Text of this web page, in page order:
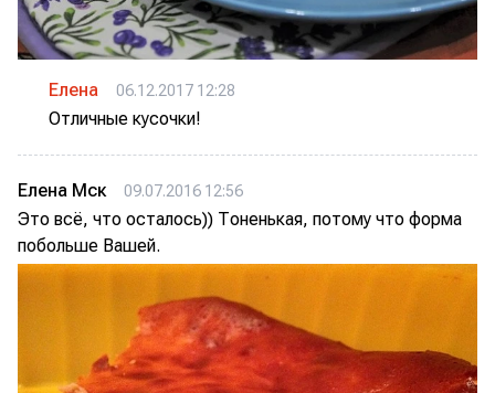
Елена 06.12.2017 12:28
Отличные кусочки!
Елена Мск 09.07.2016 12:56
Это всё, что осталось)) Тоненькая, потому что форма
побольше Вашей.